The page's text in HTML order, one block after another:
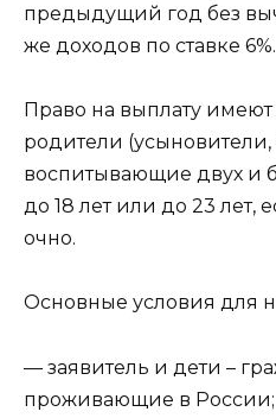
предыдущий год без
же доходов по ставке 6%.
Право на выплату
родители
воспитывающие двух и
до 18 лет или до 23 лет,
очно.
Основные условия для
— заявитель и дети –
проживающие в России;